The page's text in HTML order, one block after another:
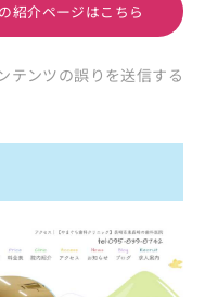
紹介ページはこちら
テンツの誤りを送信する